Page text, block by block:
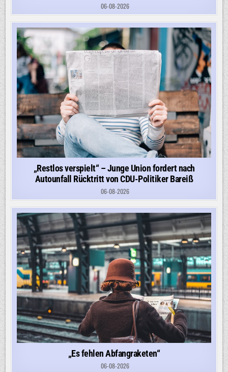
06-08-2026
„Restlos verspielt“ – Junge Union fordert nach
Autounfall Rücktritt von CDU-Politiker Bareiß
06-08-2026
„Es fehlen Abfangraketen“
06-08-2026